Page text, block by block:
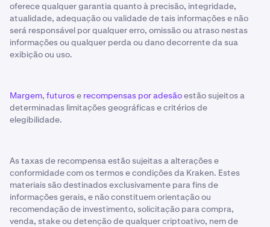
oferece qualquer garantia quanto à precisão, integridade,
atualidade, adequação ou validade de tais informações e não
será responsável por qualquer erro, omissão ou atraso nestas
informações ou qualquer perda ou dano decorrente da sua
exibição ou uso.
Margem, futurose recompensas por adesãoestão sujeitos a
determinadas limitações geográficas e critérios de
elegibilidade.
As taxas de recompensa estão sujeitas a alterações e
conformidade com os termos e condições da Kraken. Estes
materiais são destinados exclusivamente para fins de
informações gerais, e não constituem orientação ou
recomendação de investimento, solicitação para compra,
venda, stake ou detenção de qualquer criptoativo, nem de